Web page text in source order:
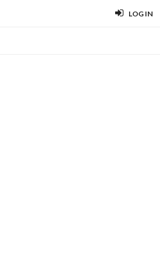
LOG IN